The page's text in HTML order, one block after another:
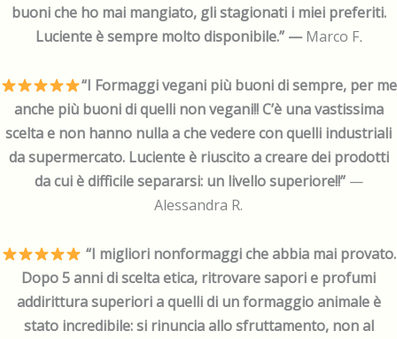
buoni che ho mai mangiato, gli stagionati i miei preferiti.
Luciente è sempre molto disponibile.” — Marco F.
“I Formaggi vegani più buoni di sempre, per me
anche più buoni di quelli non vegani!! C’è una vastissima
scelta e non hanno nulla a che vedere con quelli industriali
da supermercato. Luciente è riuscito a creare dei prodotti
da cui è difficile separarsi: un livello superiore!!” —
Alessandra R.
“I migliori nonformaggi che abbia mai provato.
Dopo 5 anni di scelta etica, ritrovare sapori e profumi
addirittura superiori a quelli di un formaggio animale è
stato incredibile: si rinuncia allo sfruttamento, non al